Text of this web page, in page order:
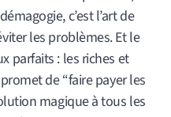
c’est l’art de
les problèmes. Et le
parfaits : les riches et
de “faire payer les
magique à tous les